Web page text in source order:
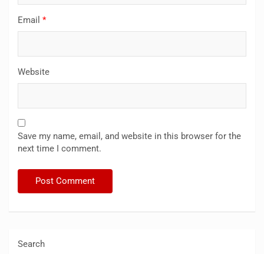
Email *
Website
Save my name, email, and website in this browser for the
next time I comment.
Search